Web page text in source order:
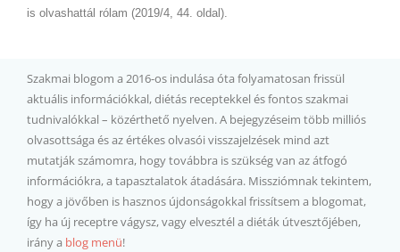
is olvashattál rólam (2019/4, 44. oldal).
Szakmai blogom a 2016-os indulása óta folyamatosan frissül
aktuális információkkal, diétás receptekkel és fontos szakmai
tudnivalókkal – közérthető nyelven. A bejegyzéseim több milliós
olvasottsága és az értékes olvasói visszajelzések mind azt
mutatják számomra, hogy továbbra is szükség van az átfogó
információkra, a tapasztalatok átadására. Missziómnak tekintem,
hogy a jövőben is hasznos újdonságokkal frissítsem a blogomat,
így ha új receptre vágysz, vagy elvesztél a diéták útvesztőjében,
irány a blog menü!